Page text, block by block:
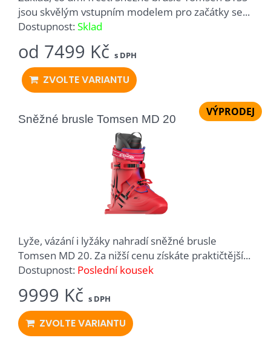
jsou skvělým vstupním modelem pro začátky se...
Dostupnost:Sklad
od 7499 Kč s DPH
ZVOLTE VARIANTU
Sněžné brusle Tomsen MD 20
VÝPRODEJ
Lyže, vázání i lyžáky nahradí sněžné brusle
Tomsen MD 20. Za nižší cenu získáte praktičtější...
Dostupnost: Poslední kousek
9999 Kč s DPH
ZVOLTE VARIANTU